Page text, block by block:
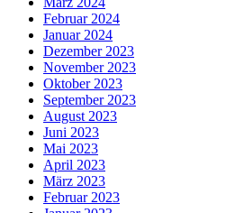
Februar 2024
Januar 2024
Dezember 2023
November 2023
Oktober 2023
September 2023
August 2023
Juni 2023
Mai 2023
April 2023
März 2023
Februar 2023